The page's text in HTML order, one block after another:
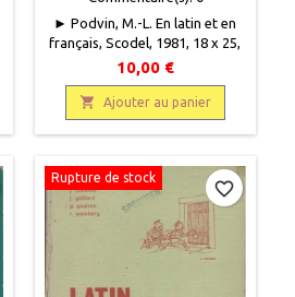
► Podvin, M.-L. En latin et en
français, Scodel, 1981, 18 x 25,
87 pages, broché, occasion.
Bon état. Coin bas cassé.
10,00 €
 Ajouter au panier
Rupture de stock
favorite_border